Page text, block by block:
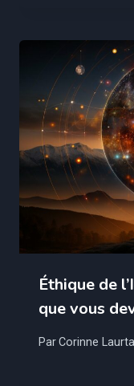
Éthique de
que vous
ParCorinne Laurta